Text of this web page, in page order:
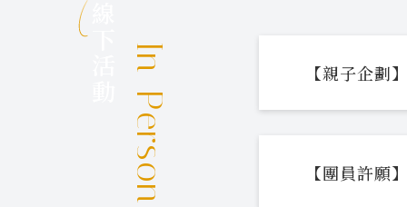
線下活動 【親子企劃
【團員許願